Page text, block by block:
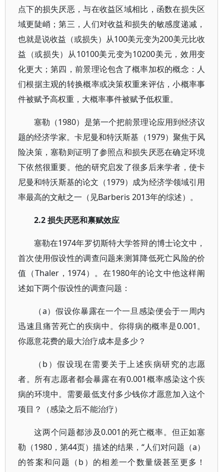
点下的损失厌恶，与在收益区域相比，函数在损失区
域更陡峭；第三，人们对收益和损失的敏感度递减，
也就是说收益（或损失）从100美元变为200美元比收
益（或损失）从10100美元变为10200美元，效用变
化更大；第四，前景理论包含了概率加权的概念：人
们根据主观的转换概率或决策权重来评估，小概率事
件被赋予高权重，大概率事件被赋予低权重。
塞勒（1980）是第一个把前景理论应用到经济议
题的经济学家。卡尼曼和特沃斯基（1979）聚焦于风
险决策，塞勒则证明了参照点和损失厌恶在确定环境
下依然很重要。他的研究启发了很多后来学者，使卡
尼曼和特沃斯基的论文（1979）成为经济学领域引用
率最高的文献之一（见Barberis 2013年的综述）。
2.2 损失厌恶和禀赋效应
塞勒在1974年罗切斯特大学答辩的博士论文中，
首次使用假设性的调查问题来测算降低死亡风险的价
值（Thaler，1974）。在1980年的论文中他这样阐
述如下两个假设性的调查问题：
（a）假设你暴露在一个一旦感染便会于一周内
迅速且痛苦死亡的疾病中。你得病的概率是0.001。
你愿意花费的最大治疗成本是多少？
（b）假设现在需要关于上述疾病研究的志愿
者。所有志愿者都会暴露在有0.001概率感染这个疾
病的环境中。需要最低支付多少钱你才愿意加入这个
项目？（感染之后不能治疗）
这两个问题都涉及0.001的死亡概率。但正如塞
勒（1980，第44页）描述的结果，“人们对问题（a）
的答案和问题（b）的相差一个数量级甚至更多！